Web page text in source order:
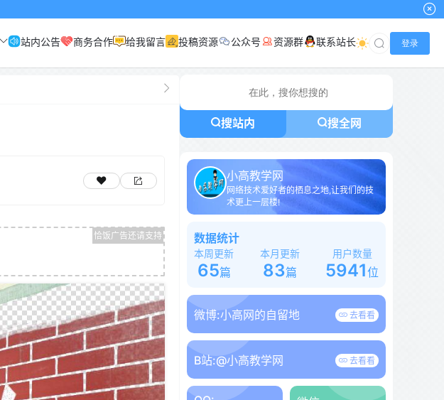
小高网已启
站内公告 商务合作 给我留言 投稿资源 公众号 资源群 联系站长 登录
搜站内 搜全网
小高教学网
网络技术爱好者的栖息之地,让我们的技
术更上一层楼!
数据统计
本周更新
65篇
本月更新
83篇
用户数量
5941位
微博:小高网的自留地 去看看
B站:@小高教学网 去看看